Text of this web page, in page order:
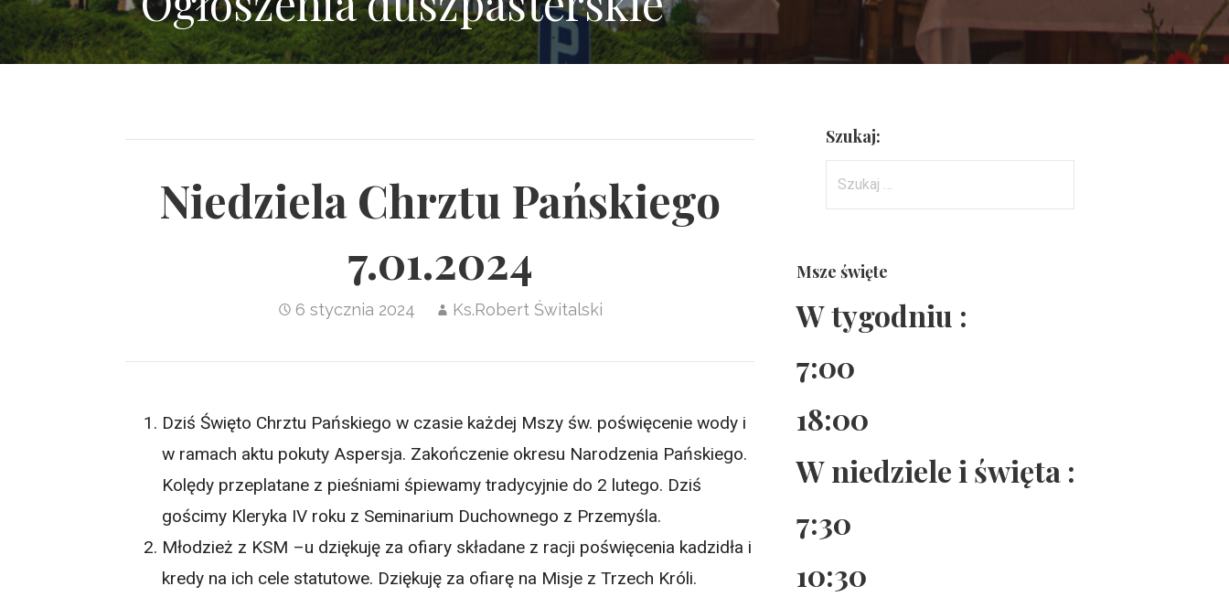
Niedziela Chrztu Pańskiego
7.01.2024
6 stycznia 2024 Ks.Robert Świtalski
Dziś Święto Chrztu Pańskiego w czasie każdej Mszy św. poświęcenie wody i
w ramach aktu pokuty Aspersja. Zakończenie okresu Narodzenia Pańskiego.
Kolędy przeplatane z pieśniami śpiewamy tradycyjnie do 2 lutego. Dziś
gościmy Kleryka IV roku z Seminarium Duchownego z Przemyśla.
Młodzież z KSM –u dziękuję za ofiary składane z racji poświęcenia kadzidła i
kredy na ich cele statutowe. Dziękuję za ofiarę na Misje z Trzech Króli.
Szukaj:
Msze święte
W tygodniu :
7:00
18:00
W niedziele i święta :
7:30
10:30